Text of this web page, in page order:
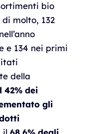
bio
molto, 132
e 134 nei primi
della
42% dei
gli